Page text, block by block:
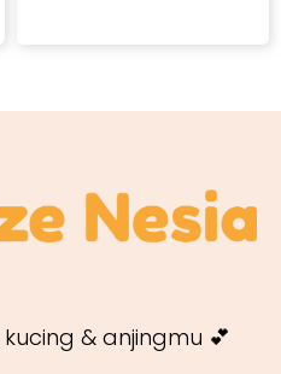
& anjingmu 💕